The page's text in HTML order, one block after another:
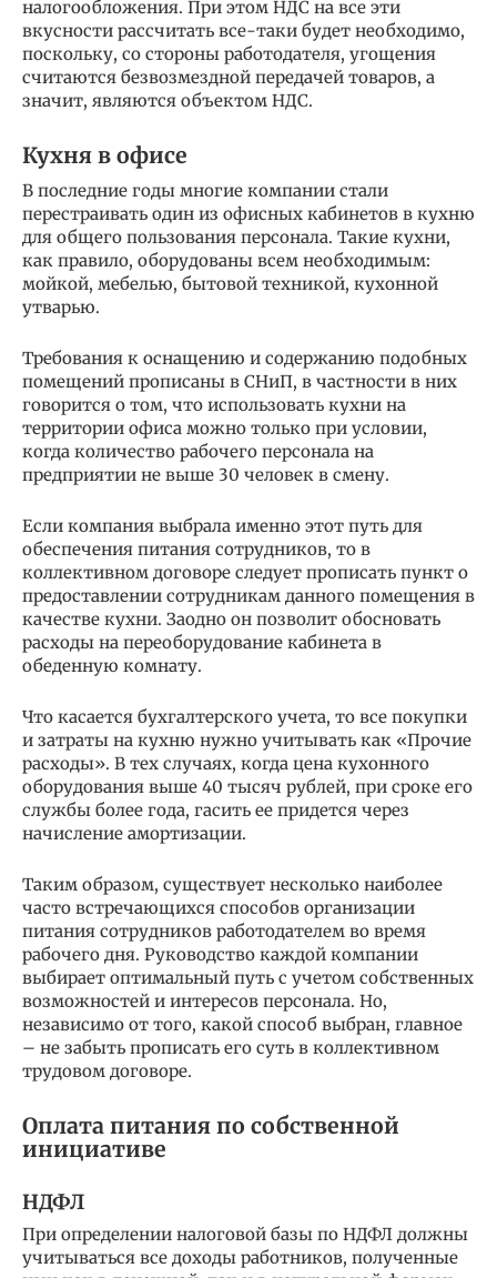
налогообложения. При этом НДС на все эти
вкусности рассчитать все-таки будет необходимо,
поскольку, со стороны работодателя, угощения
считаются безвозмездной передачей товаров, а
значит, являются объектом НДС.
Кухня в офисе
В последние годы многие компании стали
перестраивать один из офисных кабинетов в кухню
для общего пользования персонала. Такие кухни,
как правило, оборудованы всем необходимым:
мойкой, мебелью, бытовой техникой, кухонной
утварью.
Требования к оснащению и содержанию подобных
помещений прописаны в СНиП, в частности в них
говорится о том, что использовать кухни на
территории офиса можно только при условии,
когда количество рабочего персонала на
предприятии не выше 30 человек в смену.
Если компания выбрала именно этот путь для
обеспечения питания сотрудников, то в
коллективном договоре следует прописать пункт о
предоставлении сотрудникам данного помещения в
качестве кухни. Заодно он позволит обосновать
расходы на переоборудование кабинета в
обеденную комнату.
Что касается бухгалтерского учета, то все покупки
и затраты на кухню нужно учитывать как «Прочие
расходы». В тех случаях, когда цена кухонного
оборудования выше 40 тысяч рублей, при сроке его
службы более года, гасить ее придется через
начисление амортизации.
Таким образом, существует несколько наиболее
часто встречающихся способов организации
питания сотрудников работодателем во время
рабочего дня. Руководство каждой компании
выбирает оптимальный путь с учетом собственных
возможностей и интересов персонала. Но,
независимо от того, какой способ выбран, главное
– не забыть прописать его суть в коллективном
трудовом договоре.
Оплата питания по собственной
инициативе
НДФЛ
При определении налоговой базы по НДФЛ должны
учитываться все доходы работников, полученные